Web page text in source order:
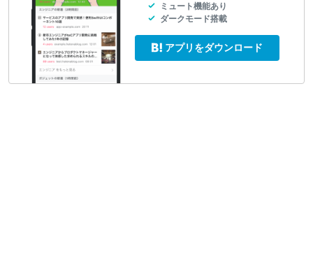
ミュート機能あり
ダークモード搭載
アプリをダウンロード